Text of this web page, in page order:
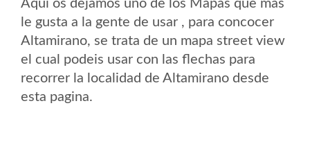
Aqui os dejamos uno de los Mapas que mas
le gusta a la gente de usar , para concocer
Altamirano, se trata de un mapa street view
el cual podeis usar con las flechas para
recorrer la localidad de Altamirano desde
esta pagina.